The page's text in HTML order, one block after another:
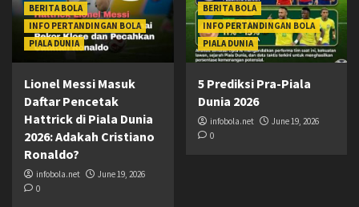
BERITA BOLA
INFO PERTANDINGAN BOLA
PIALA DUNIA
Lionel Messi Masuk
Daftar Pencetak
Hattrick di Piala Dunia
2026: Adakah Cristiano
Ronaldo?
infobola.net
June 19, 2026
0
BERITA BOLA
INFO PERTANDINGAN BOLA
PIALA DUNIA
5 Prediksi Pra-Piala
Dunia 2026
infobola.net
June 19, 2026
0